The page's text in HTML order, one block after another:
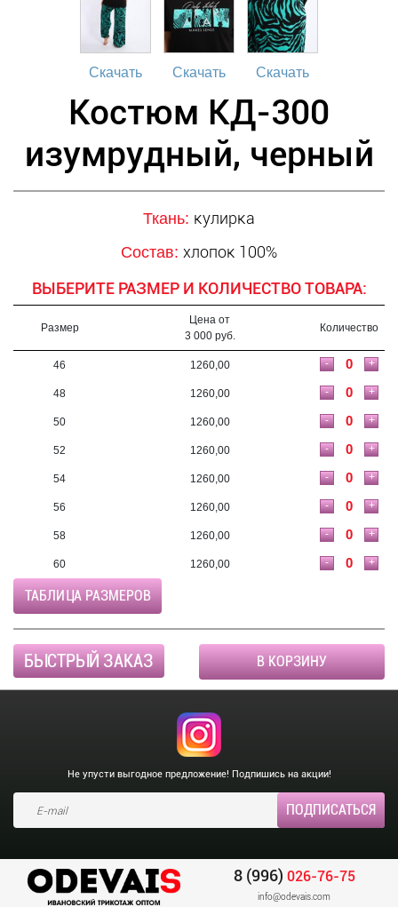
Скачать Скачать Скачать
Костюм КД-300
изумрудный, черный
Ткань: кулирка
Состав: хлопок 100%
ВЫБЕРИТЕ РАЗМЕР И КОЛИЧЕСТВО ТОВАРА:
Размер
Цена от
3 000 руб.
Количество
46 1260,00 +
-
48 1260,00 +
-
50 1260,00 +
-
52 1260,00 +
-
54 1260,00 +
-
56 1260,00 +
-
58 1260,00 +
-
60 1260,00 +
-
ТАБЛИЦА РАЗМЕРОВ
БЫСТРЫЙ ЗАКАЗ В КОРЗИНУ
Не упусти выгодное предложение! Подпишись на акции!
8 (996) 026-76-75
info@odevais.com